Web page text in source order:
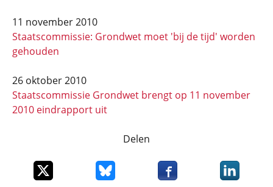
11 november 2010
Staatscommissie: Grondwet moet 'bij de tijd' worden
gehouden
26 oktober 2010
Staatscommissie Grondwet brengt op 11 november
2010 eindrapport uit
Delen
Deel dit item op XDeel dit item op Bluesky
Deel dit item opDeel dit